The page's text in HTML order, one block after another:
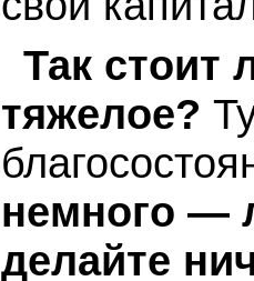
Так стоит
тяжелое?
немного —
делайте